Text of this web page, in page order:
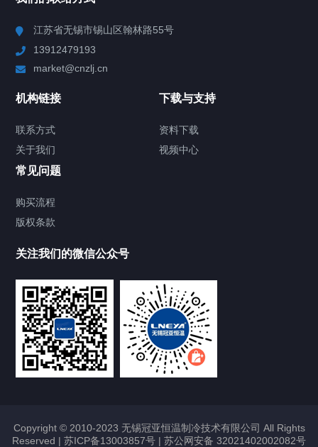
Chiller高精度制冷循环器
TCU温度控制单元
Chiller气体控温系统
Chamber试验箱
FREEZER低温箱
VOCs冷凝回收装置
江苏省无锡市锡山区翰林路55号
13912479193
market@cnzlj.cn
机构链接
联系方式
关于我们
下载与支持
资料下载
视频中心
常见问题
购买流程
版权条款
关注我们的微信公众号
Copyright © 2010-2023 无锡冠亚恒温制冷技术有限公司 All Rights
Reserved | 苏ICP备13003857号 | 苏公网安备 32021402002082号